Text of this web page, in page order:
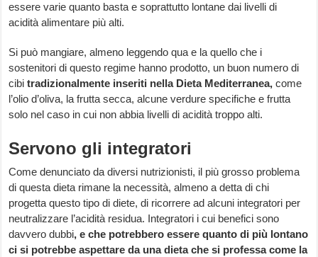
essere varie quanto basta e soprattutto lontane dai livelli di
acidità alimentare più alti.
Si può mangiare, almeno leggendo qua e la quello che i
sostenitori di questo regime hanno prodotto, un buon numero di
cibitradizionalmente inseriti nella Dieta Mediterranea,come
l’olio d’oliva, la frutta secca, alcune verdure specifiche e frutta
solo nel caso in cui non abbia livelli di acidità troppo alti.
Servono gli integratori
Come denunciato da diversi nutrizionisti, il più grosso problema
di questa dieta rimane la necessità, almeno a detta di chi
progetta questo tipo di diete, di ricorrere ad alcuni integratori per
neutralizzare l’acidità residua. Integratori i cui benefici sono
davvero dubbi, e che potrebbero essere quanto di più lontano
ci si potrebbe aspettare da una dieta che si professa come la